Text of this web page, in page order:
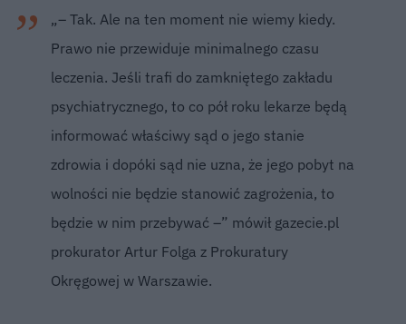
„– Tak. Ale na ten moment nie wiemy kiedy.
Prawo nie przewiduje minimalnego czasu
leczenia. Jeśli trafi do zamkniętego zakładu
psychiatrycznego, to co pół roku lekarze będą
informować właściwy sąd o jego stanie
zdrowia i dopóki sąd nie uzna, że jego pobyt na
wolności nie będzie stanowić zagrożenia, to
będzie w nim przebywać –” mówił gazecie.pl
prokurator Artur Folga z Prokuratury
Okręgowej w Warszawie.